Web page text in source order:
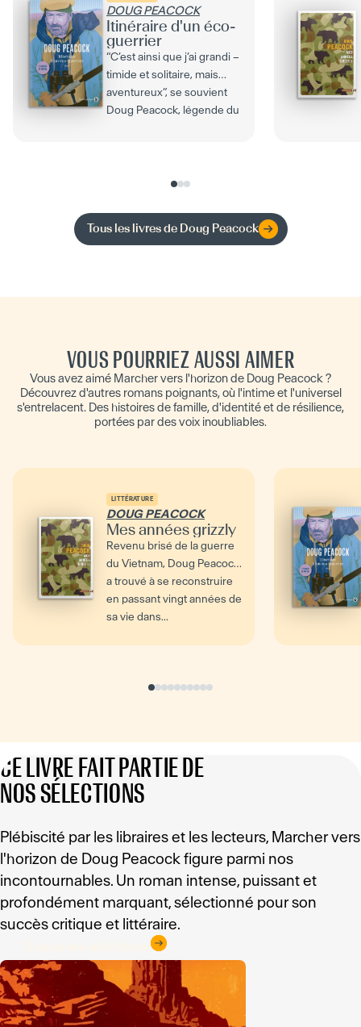
DOUG PEACOCK
Itinéraire d'un éco-
guerrier
“C’est ainsi que j’ai grandi –
timide et solitaire, mais
aventureux”, se souvient
Doug Peacock, légende du
Tous les livres de Doug Peacock
VOUS POURRIEZ AUSSI AIMER
Vous avez aimé Marcher vers l'horizon de Doug Peacock ?
Découvrez d'autres romans poignants, où l'intime et l'universel
s'entrelacent. Des histoires de famille, d'identité et de résilience,
portées par des voix inoubliables.
LITTÉRATURE
DOUG PEACOCK
Mes années grizzly
Revenu brisé de la guerre
du Vietnam, Doug Peacock
a trouvé à se reconstruire
en passant vingt années de
sa vie dans...
CE LIVRE FAIT PARTIE DE
NOS SÉLECTIONS
Plébiscité par les libraires et les lecteurs, Marcher vers
l'horizon de Doug Peacock figure parmi nos
incontournables. Un roman intense, puissant et
profondément marquant, sélectionné pour son
succès critique et littéraire.